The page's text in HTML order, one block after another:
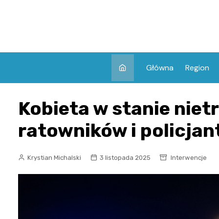
Główna Region
Kobieta w stanie
ratowników i
Krystian Michalski 3 listopada 2025 Interwencje